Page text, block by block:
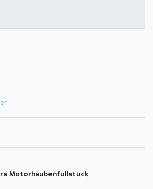
Motorhaubenfüllstück